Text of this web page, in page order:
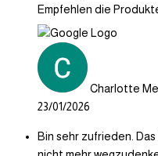
Empfehlen die
Charlotte
23/01/2026
Bin sehr zufrieden.